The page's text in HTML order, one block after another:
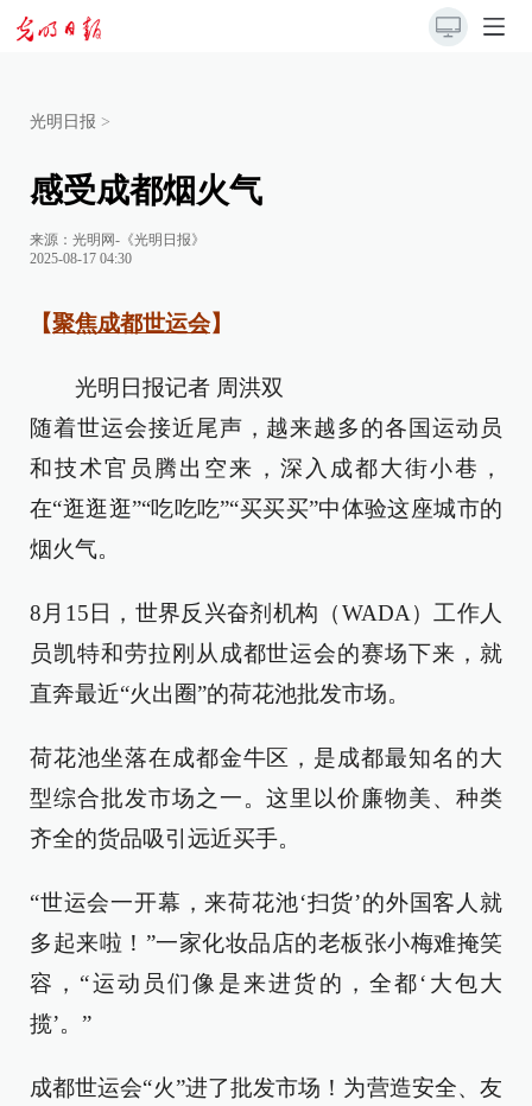
光明日报 >
感受成都烟火气
来源： 光明网-《光明日报》
2025-08-17 04:30
【聚焦成都世运会】
光明日报记者 周洪双
随着世运会接近尾声，越来越多的各国运动员
和技术官员腾出空来，深入成都大街小巷，
在“逛逛逛”“吃吃吃”“买买买”中体验这座城市的
烟火气。
8月15日，世界反兴奋剂机构（WADA）工作人
员凯特和劳拉刚从成都世运会的赛场下来，就
直奔最近“火出圈”的荷花池批发市场。
荷花池坐落在成都金牛区，是成都最知名的大
型综合批发市场之一。这里以价廉物美、种类
齐全的货品吸引远近买手。
“世运会一开幕，来荷花池‘扫货’的外国客人就
多起来啦！”一家化妆品店的老板张小梅难掩笑
容，“运动员们像是来进货的，全都‘大包大
揽’。”
成都世运会“火”进了批发市场！为营造安全、友